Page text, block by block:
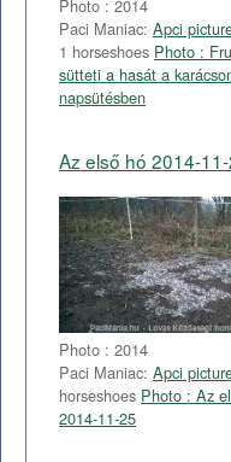
Photo : 2014
Paci Maniac: Apci
1 horseshoes Photo :
sütteti a hasát a
napsütésben
Az első hó 2014-
Photo : 2014
Paci Maniac: Apci
horseshoes Photo : Az
2014-11-25